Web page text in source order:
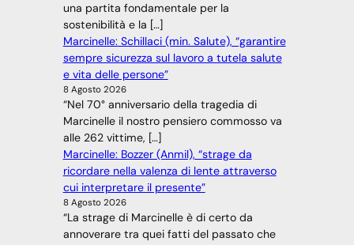
una partita fondamentale per la
sostenibilità e la […]
Marcinelle: Schillaci (min. Salute), “garantire
sempre sicurezza sul lavoro a tutela salute
e vita delle persone”
8 Agosto 2026
“Nel 70° anniversario della tragedia di
Marcinelle il nostro pensiero commosso va
alle 262 vittime, […]
Marcinelle: Bozzer (Anmil), “strage da
ricordare nella valenza di lente attraverso
cui interpretare il presente”
8 Agosto 2026
“La strage di Marcinelle è di certo da
annoverare tra quei fatti del passato che